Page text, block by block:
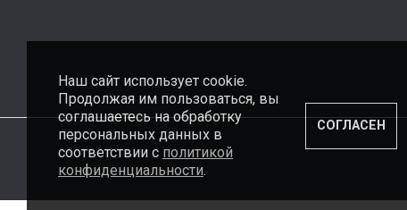
Наш сайт использует cookie.
Продолжая им пользоваться, вы
соглашаетесь на обработку
персональных данных в
соответствии с политикой
конфиденциальности.
СОГЛАСЕН